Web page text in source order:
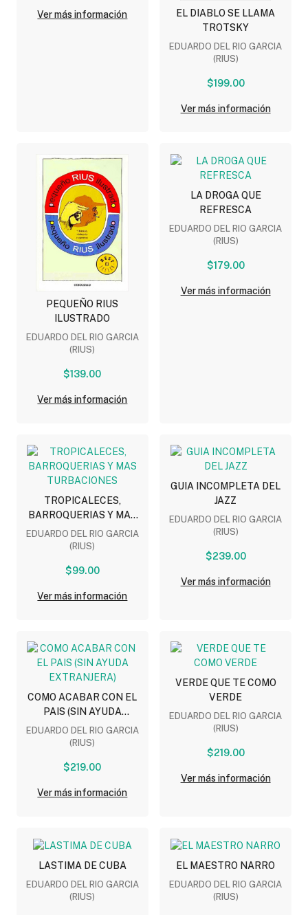
Ver más información
EL DIABLO SE LLAMA
TROTSKY
EDUARDO DEL RIO GARCIA
(RIUS)
$199.00
Ver más información
PEQUEÑO RIUS
ILUSTRADO
EDUARDO DEL RIO GARCIA
(RIUS)
$139.00
Ver más información
LA DROGA QUE
REFRESCA
EDUARDO DEL RIO GARCIA
(RIUS)
$179.00
Ver más información
TROPICALECES,
BARROQUERIAS Y MAS
TURBACIONES
EDUARDO DEL RIO GARCIA
(RIUS)
$99.00
Ver más información
GUIA INCOMPLETA DEL
JAZZ
EDUARDO DEL RIO GARCIA
(RIUS)
$239.00
Ver más información
COMO ACABAR CON EL
PAIS (SIN AYUDA
EXTRANJERA)
EDUARDO DEL RIO GARCIA
(RIUS)
$219.00
Ver más información
VERDE QUE TE COMO
VERDE
EDUARDO DEL RIO GARCIA
(RIUS)
$219.00
Ver más información
LASTIMA DE CUBA
EDUARDO DEL RIO GARCIA
(RIUS)
EL MAESTRO NARRO
EDUARDO DEL RIO GARCIA
(RIUS)